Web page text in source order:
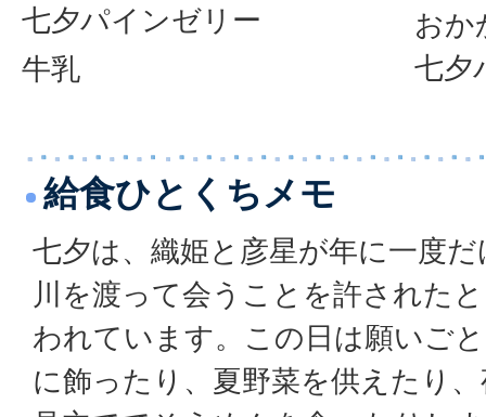
七夕パインゼリー
牛乳
おか
七夕
給食ひとくちメモ
七夕は、織姫と彦星が年に一度
川を渡って会うことを許された
われています。この日は願いご
に飾ったり、夏野菜を供えたり